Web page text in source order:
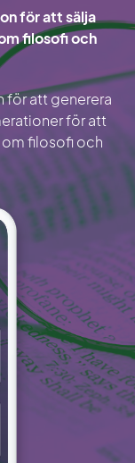
för att sälja
filosofi och
att generera
för att
om filosofi och